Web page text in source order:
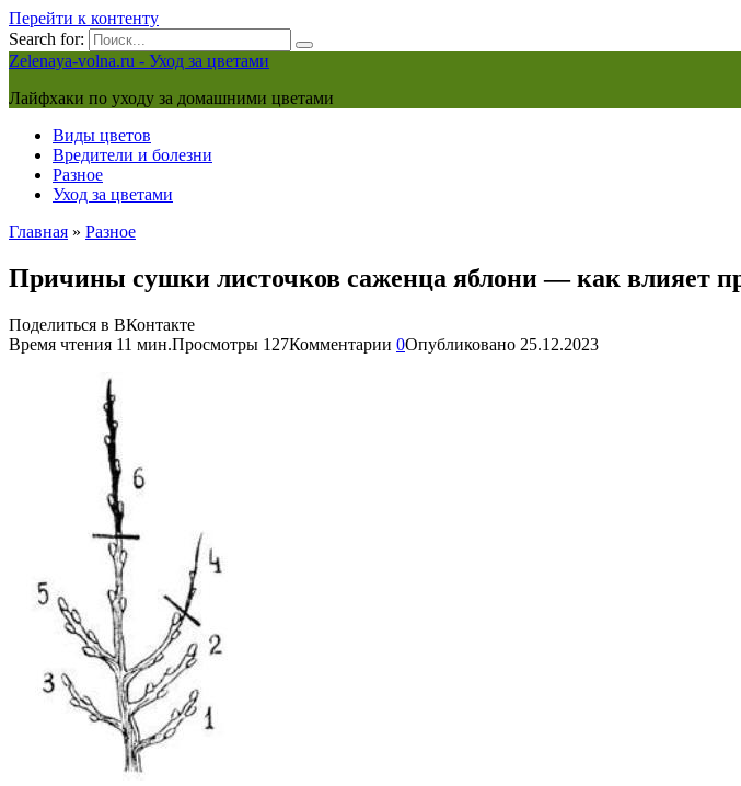
Перейти к контенту
Search for:
Zelenaya-volna.ru - Уход за цветами
Лайфхаки по уходу за домашними цветами
Виды цветов
Вредители и болезни
Разное
Уход за цветами
Главная » Разное
Причины сушки листочков саженца яблони — как влияет
Поделиться в ВКонтакте
Время чтения 11 мин.Просмотры 127Комментарии 0Опубликовано 25.12.2023